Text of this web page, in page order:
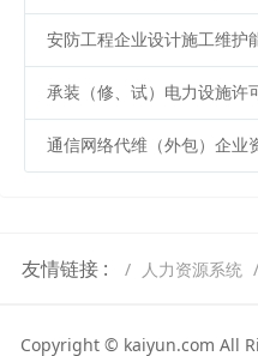
安防工程企业设计施工维护
承装（修、试）电力设施许
通信网络代维（外包）企业
友情链接 : 人力资源系统
Copyright © kaiyun.com All